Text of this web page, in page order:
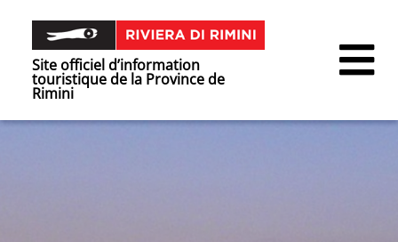
Site officiel d’information
touristique de la Province de
Rimini